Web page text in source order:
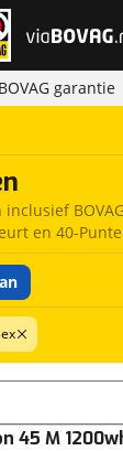
BOVAG garantie
en 40-
45 M